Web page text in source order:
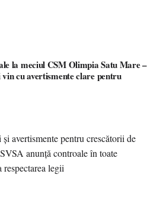
la meciul CSM Olimpia Satu Mare –
cu avertismente clare pentru